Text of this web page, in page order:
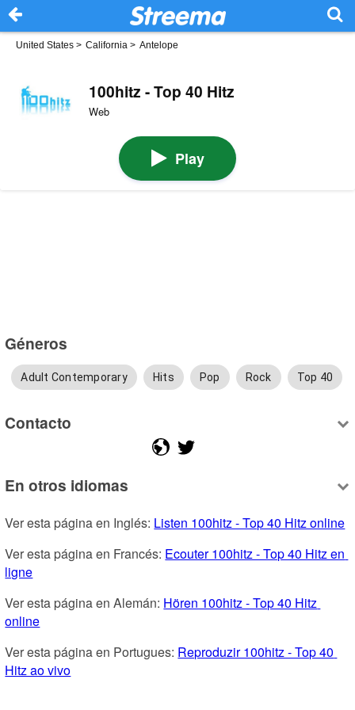
United States > California > Antelope
100hitz - Top 40 Hitz
Web
Play
Géneros
Adult Contemporary Hits Pop Rock Top 40
Contacto
En otros idiomas
Ver esta página en Inglés: Listen 100hitz - Top 40 Hitz online
Ver esta página en Francés: Ecouter 100hitz - Top 40 Hitz en
ligne
Ver esta página en Alemán: Hören 100hitz - Top 40 Hitz
online
Ver esta página en Portugues: Reproduzir 100hitz - Top 40
Hitz ao vivo